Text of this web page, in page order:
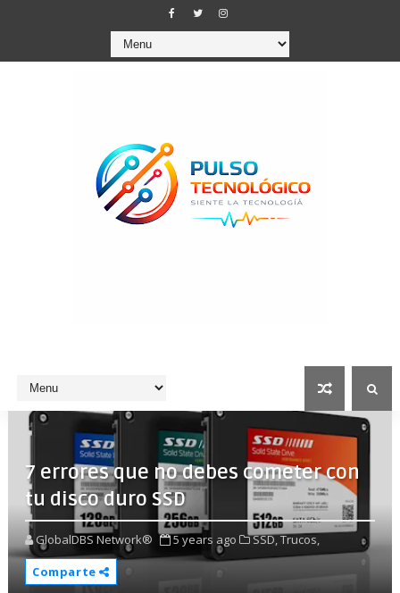
7 errores que no debes cometer con
tu disco duro SSD
GlobalDBS Network® 5 years ago SSD,Trucos,
Comparte